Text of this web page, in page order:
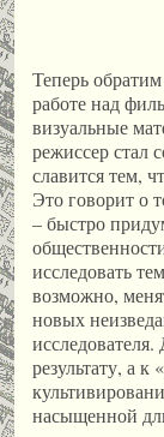
Теперь
работе над
визуальные
режиссер стал
славится тем,
Это говорит о
– быстро
исследовать
возможно,
новых
результату, а
насыщенной